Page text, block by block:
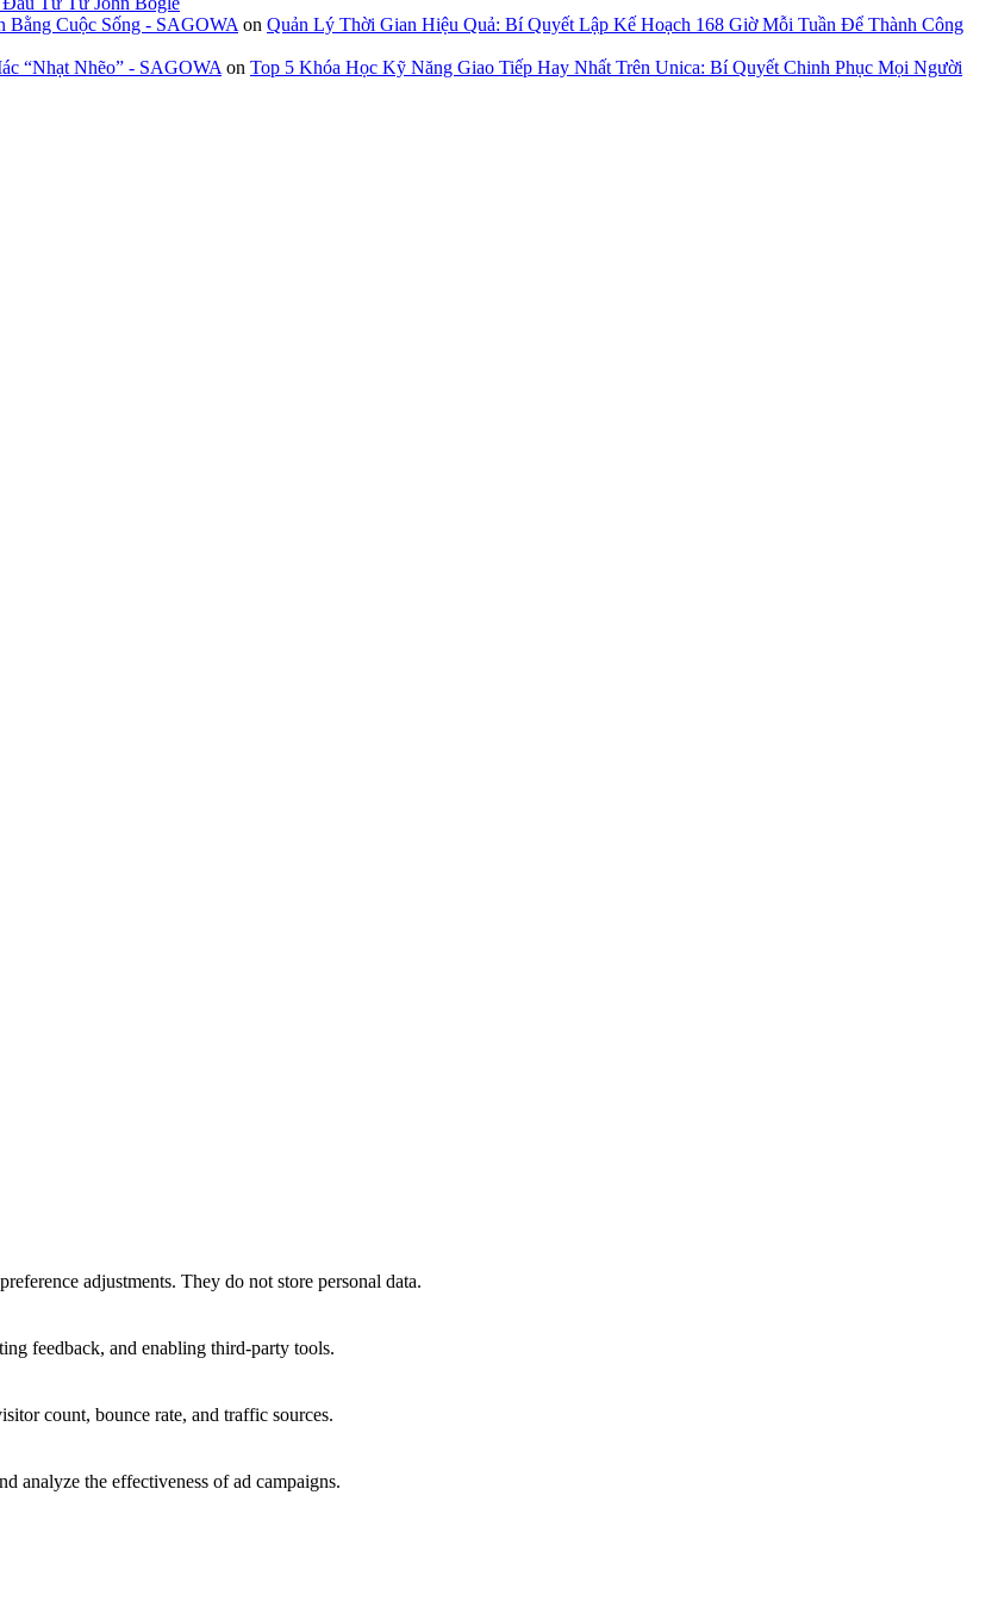
Bằng Cuộc Sống - SAGOWA on Quản Lý Thời Gian Hiệu Quả: Bí Quyết Lập Kế Hoạch 168 Giờ Mỗi Tuần Để Thành Công
“Nhạt Nhẽo” - SAGOWA on Top 5 Khóa Học Kỹ Năng Giao Tiếp Hay Nhất Trên Unica: Bí Quyết Chinh Phục Mọi Người
adjustments. They do not store personal data.
feedback, and enabling third-party tools.
count, bounce rate, and traffic sources.
analyze the effectiveness of ad campaigns.